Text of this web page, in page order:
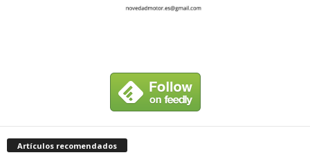
Artículos recomendados